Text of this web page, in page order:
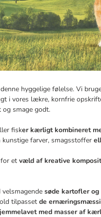
hyggelige følelse. Vi
i vores lækre, kornfrie
smage godt.
fisker kærligt kombineret
kunstige farver, smagsstoffer
et væld af kreative
velsmagende søde kartofler
tilpasset de
med masser af